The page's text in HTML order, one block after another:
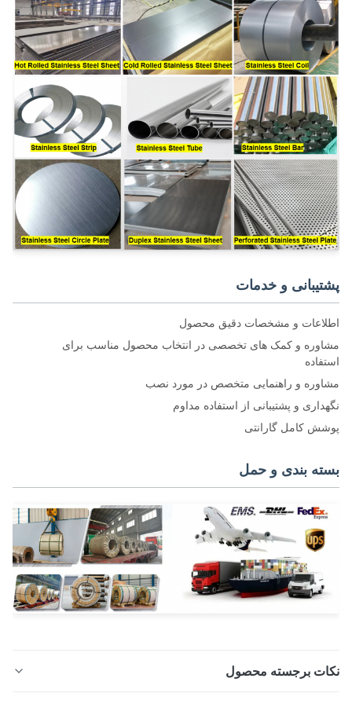
و خدمات
و مشخصات دقیق محصول
و کمک های تخصصی در انتخاب محصول مناسب برای
و راهنمایی متخصص در مورد نصب
و پشتیبانی از استفاده مداوم
کامل گارانتی
بندی و حمل
برجسته محصول